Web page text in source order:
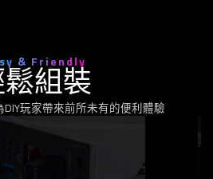
& Friendly
鬆組裝
玩家帶來前所未有的便利體驗